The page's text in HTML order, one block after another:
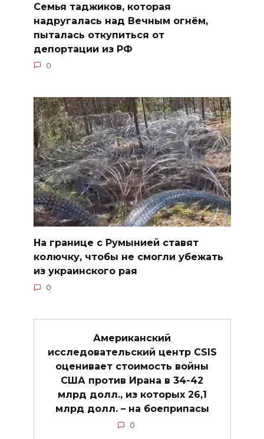
Семья таджиков, которая
надругалась над Вечным огнём,
пыталась откупиться от
депортации из РФ
0
На границе с Румынией ставят
колючку, чтобы не смогли убежать
из украинского рая
0
Американский
исследовательский центр CSIS
оценивает стоимость войны
США против Ирана в 34-42
млрд долл., из которых 26,1
млрд долл. – на боеприпасы
0